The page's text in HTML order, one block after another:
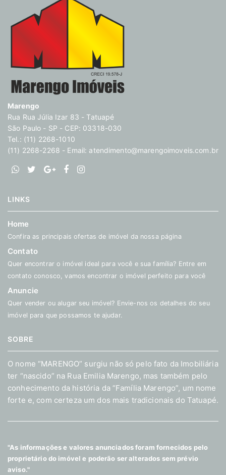
Marengo
Rua Rua Júlia Izar 83 - Tatuapé
São Paulo - SP - CEP: 03318-030
Tel.: (11) 2268-1010
(11) 2268-2268 - Email: atendimento@marengoimoveis.com.br
LINKS
Home
Confira as principais ofertas de imóvel da nossa página
Contato
Quer encontrar o imóvel ideal para você e sua família? Entre em
contato conosco, vamos encontrar o imóvel perfeito para você
Anuncie
Quer vender ou alugar seu imóvel? Envie-nos os detalhes do seu
imóvel para que possamos te ajudar.
SOBRE
O nome “MARENGO” surgiu não só pelo fato da Imobiliária
ter “nascido” na Rua Emilia Marengo, mas também pelo
conhecimento da história da “Família Marengo”, um nome
forte e, com certeza um dos mais tradicionais do Tatuapé.
"As informações e valores anunciados foram fornecidos pelo
proprietário do imóvel e poderão ser alterados sem prévio
aviso."